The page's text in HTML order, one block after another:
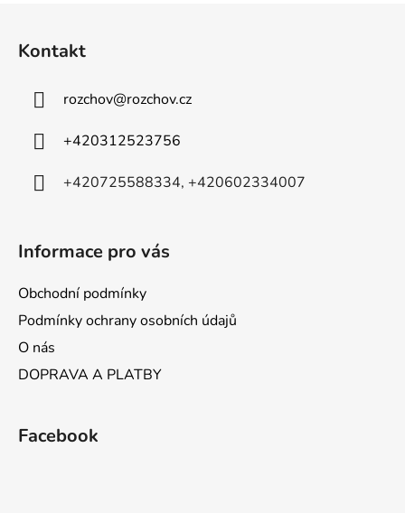
Kontakt
rozchov@rozchov.cz
+420312523756
+420725588334, +420602334007
Informace pro vás
Obchodní podmínky
Podmínky ochrany osobních údajů
O nás
DOPRAVA A PLATBY
Facebook